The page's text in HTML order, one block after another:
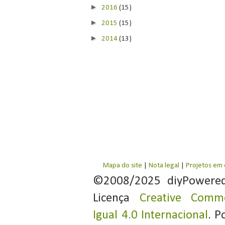
► 2016(15)
► 2015(15)
► 2014(13)
Mapa do site Nota legal Projetos em
©2008/2025
Licença Creative
Igual 4.0 Internacional.